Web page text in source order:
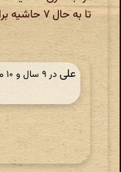
تا به حال ۷ حاشیه برای این شعر نوشته شده است.
علیدر ‫۹ سال و ۱۰ ماه قبل، پنجشنبه ۱۵ مهر ۱۳۹۵، ساعت ۰۹:۱۲